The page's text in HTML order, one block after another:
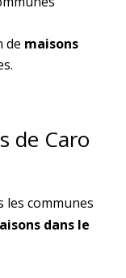
de maisons
de Caro
les communes
dans le